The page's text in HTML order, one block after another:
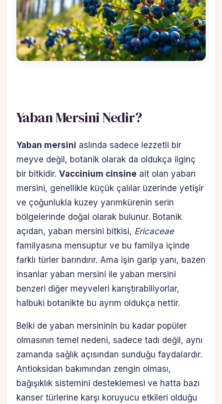
Yaban Mersini Nedir?
Yaban mersini aslında sadece lezzetli bir
meyve değil, botanik olarak da oldukça ilginç
bir bitkidir. Vaccinium cinsine ait olan yaban
mersini, genellikle küçük çalılar üzerinde yetişir
ve çoğunlukla kuzey yarımkürenin serin
bölgelerinde doğal olarak bulunur. Botanik
açıdan, yaban mersini bitkisi, Ericaceae
familyasına mensuptur ve bu familya içinde
farklı türler barındırır. Ama işin garip yanı, bazen
insanlar yaban mersini ile yaban mersini
benzeri diğer meyveleri karıştırabiliyorlar,
halbuki botanikte bu ayrım oldukça nettir.
Belki de yaban mersininin bu kadar popüler
olmasının temel nedeni, sadece tadı değil, aynı
zamanda sağlık açısından sunduğu faydalardır.
Antioksidan bakımından zengin olması,
bağışıklık sistemini desteklemesi ve hatta bazı
kanser türlerine karşı koruyucu etkileri olduğu